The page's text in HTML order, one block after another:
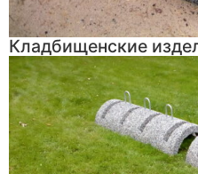
Кладбищенские